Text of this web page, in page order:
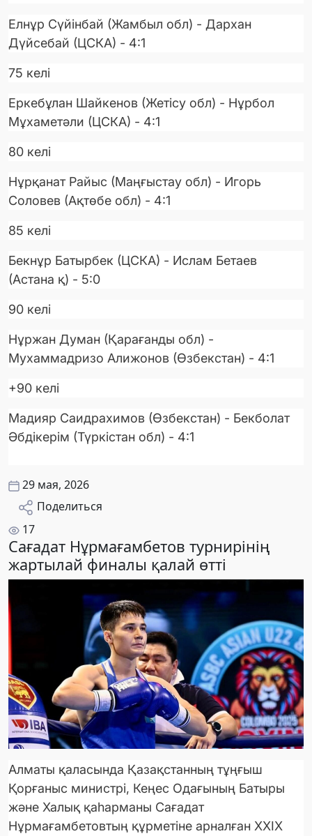
Елнұр Сүйінбай (Жамбыл обл) - Дархан
Дүйсебай (ЦСКА) - 4:1
75 келі
Еркебұлан Шайкенов (Жетісу обл) - Нұрбол
Мұхаметәли (ЦСКА) - 4:1
80 келі
Нұрқанат Райыс (Маңғыстау обл) - Игорь
Соловев (Ақтөбе обл) - 4:1
85 келі
Бекнұр Батырбек (ЦСКА) - Ислам Бетаев
(Астана қ) - 5:0
90 келі
Нұржан Думан (Қарағанды обл) -
Мухаммадризо Алижонов (Өзбекстан) - 4:1
+90 келі
Мадияр Саидрахимов (Өзбекстан) - Бекболат
Әбдікерім (Түркістан обл) - 4:1
29 мая, 2026
Поделиться
17
Сағадат Нұрмағамбетов турнирінің
жартылай финалы қалай өтті
Алматы қаласында Қазақстанның тұңғыш
Қорғаныс министрі, Кеңес Одағының Батыры
және Халық қаһарманы Сағадат
Нұрмағамбетовтың құрметіне арналған XXIX